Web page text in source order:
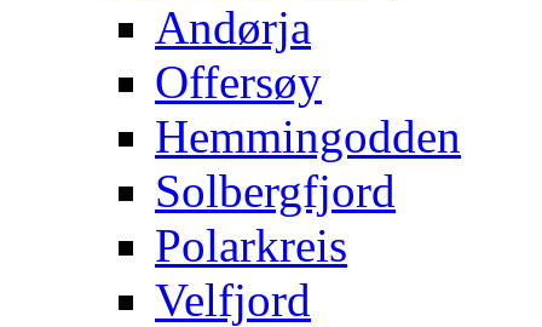
Andørja
Offersøy
Hemmingodden
Solbergfjord
Polarkreis
Velfjord